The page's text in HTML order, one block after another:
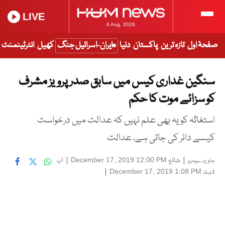
6 Aug, 2026
LIVE
صفحۂ اول تازہ ترین پاکستان دنیا ایران-اسرائیل جنگ کھیل انٹرٹینمنٹ
سنگین غداری کیس میں سابق صدر پرویز مشرف
کو سزائے موت کا حکم
استغاثہ کو یہ بھی علم نہیں کہ عدالت میں درخواست
کیسے دائر کی جاتی ہے، عدالت
جاوید سومرو| شائع December 17, 2019 12:00 PM
| اپ
ڈیٹ December 17, 2019 1:08 PM
|